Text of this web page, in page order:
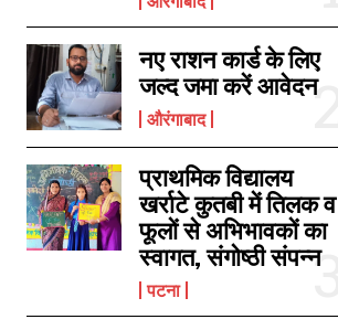
नए राशन कार्ड के लिए
जल्द जमा करें आवेदन
औरंगाबाद
प्राथमिक विद्यालय
खर्राटे कुतबी में तिलक व
फूलों से अभिभावकों का
स्वागत, संगोष्ठी संपन्न
पटना